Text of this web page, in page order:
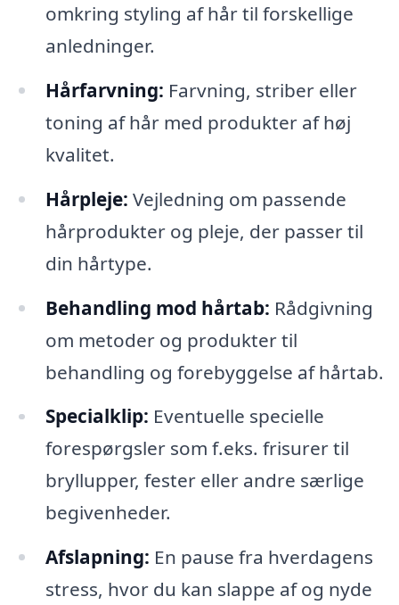
omkring styling af hår til forskellige
anledninger.
Hårfarvning: Farvning, striber eller
toning af hår med produkter af høj
kvalitet.
Hårpleje: Vejledning om passende
hårprodukter og pleje, der passer til
din hårtype.
Behandling mod hårtab: Rådgivning
om metoder og produkter til
behandling og forebyggelse af hårtab.
Specialklip: Eventuelle specielle
forespørgsler som f.eks. frisurer til
bryllupper, fester eller andre særlige
begivenheder.
Afslapning: En pause fra hverdagens
stress, hvor du kan slappe af og nyde